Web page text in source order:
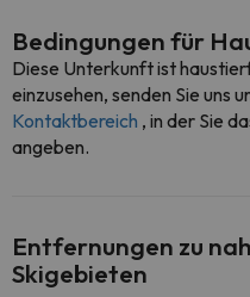
Bedingungen für
Diese Unterkunft ist
einzusehen, senden Sie uns
Kontaktbereich , in der Sie
angeben.
Entfernungen zu
Skigebieten